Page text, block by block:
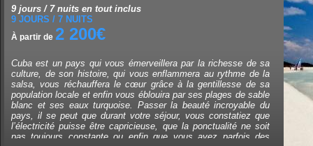
9 jours / 7 nuits en tout inclus
9 JOURS / 7 NUITS
À partir de 2 200€
Cuba est un pays qui vous émerveillera par la richesse de sa
culture, de son histoire, qui vous enflammera au rythme de la
salsa, vous réchauffera le cœur grâce à la gentillesse de sa
population locale et enfin vous éblouira par ses plages de sable
blanc et ses eaux turquoise. Passer la beauté incroyable du
pays, il se peut que durant votre séjour, vous constatiez que
l’électricité puisse être capricieuse, que la ponctualité ne soit
pas toujours constante ou enfin que vous ayez parfois des